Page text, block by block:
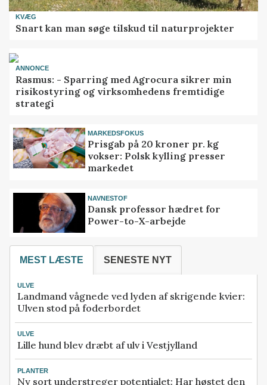
KVÆG
Snart kan man søge tilskud til naturprojekter
ANNONCE
Rasmus: - Sparring med Agrocura sikrer min
risikostyring og virksomhedens fremtidige
strategi
MARKEDSFOKUS
Prisgab på 20 kroner pr. kg
vokser: Polsk kylling presser
markedet
NAVNESTOF
Dansk professor hædret for
Power-to-X-arbejde
MEST LÆSTE SENESTE NYT
ULVE
Landmand vågnede ved lyden af skrigende kvier:
Ulven stod på foderbordet
ULVE
Lille hund blev dræbt af ulv i Vestjylland
PLANTER
Ny sort understreger potentialet: Har høstet den